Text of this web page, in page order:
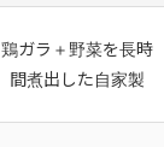
鶏ガラ＋野菜を長時
間煮出した自家製